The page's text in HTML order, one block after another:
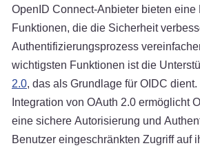
OpenID Connect-Anbieter bieten eine
Funktionen, die die Sicherheit
Authentifizierungsprozess
wichtigsten Funktionen ist die
2.0, das als Grundlage für OIDC
Integration von OAuth 2.0 ermöglicht
eine sichere Autorisierung und
Benutzer eingeschränkten Zugriff auf